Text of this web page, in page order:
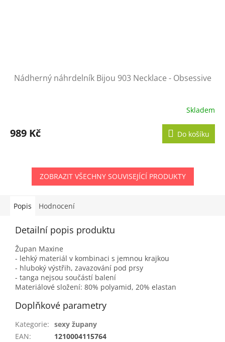
Nádherný náhrdelník Bijou 903 Necklace - Obsessive
Skladem
989 Kč Do košíku
ZOBRAZIT VŠECHNY SOUVISEJÍCÍ PRODUKTY
Popis Hodnocení
Detailní popis produktu
Župan Maxine
- lehký materiál v kombinaci s jemnou krajkou
- hluboký výstřih, zavazování pod prsy
- tanga nejsou součástí balení
Materiálové složení: 80% polyamid, 20% elastan
Doplňkové parametry
Kategorie: sexy župany
EAN: 1210004115764